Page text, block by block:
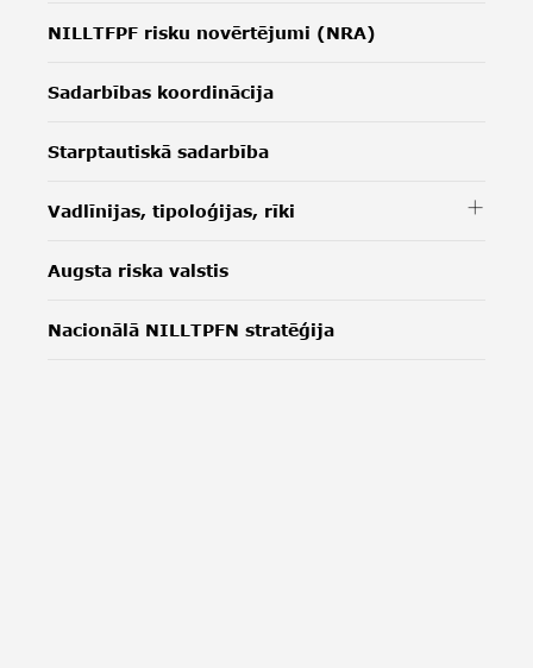
NILLTFPF risku novērtējumi (NRA)
Sadarbības koordinācija
Starptautiskā sadarbība
Vadlīnijas, tipoloģijas, rīki
Augsta riska valstis
Nacionālā NILLTPFN stratēģija